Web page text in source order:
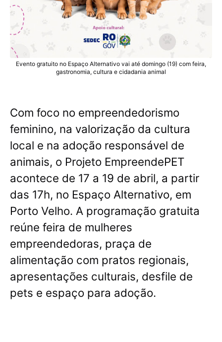
Evento gratuito no Espaço Alternativo vai até domingo (19) com feira,
gastronomia, cultura e cidadania animal
Com foco no empreendedorismo
feminino, na valorização da cultura
local e na adoção responsável de
animais, o Projeto EmpreendePET
acontece de 17 a 19 de abril, a partir
das 17h, no Espaço Alternativo, em
Porto Velho. A programação gratuita
reúne feira de mulheres
empreendedoras, praça de
alimentação com pratos regionais,
apresentações culturais, desfile de
pets e espaço para adoção.